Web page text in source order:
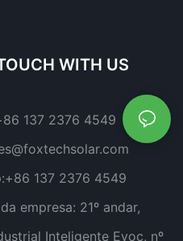
WITH US
137 2376 4549
+86 137 2376 4549
empresa: 21º andar,
Inteligente Evoc, nº